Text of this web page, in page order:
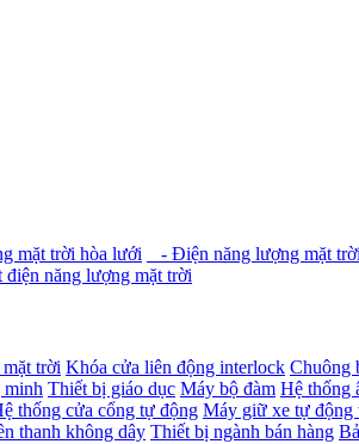
mặt trời hòa lưới - Điện năng lượng mặt
năng lượng mặt trời
trời Khóa cửa liên động interlock Chuông
minh Thiết bị giáo dục Máy bộ đàm Hệ thống
thống cửa cổng tự động Máy giữ xe tự động
thanh không dây Thiết bị ngành bán hàng